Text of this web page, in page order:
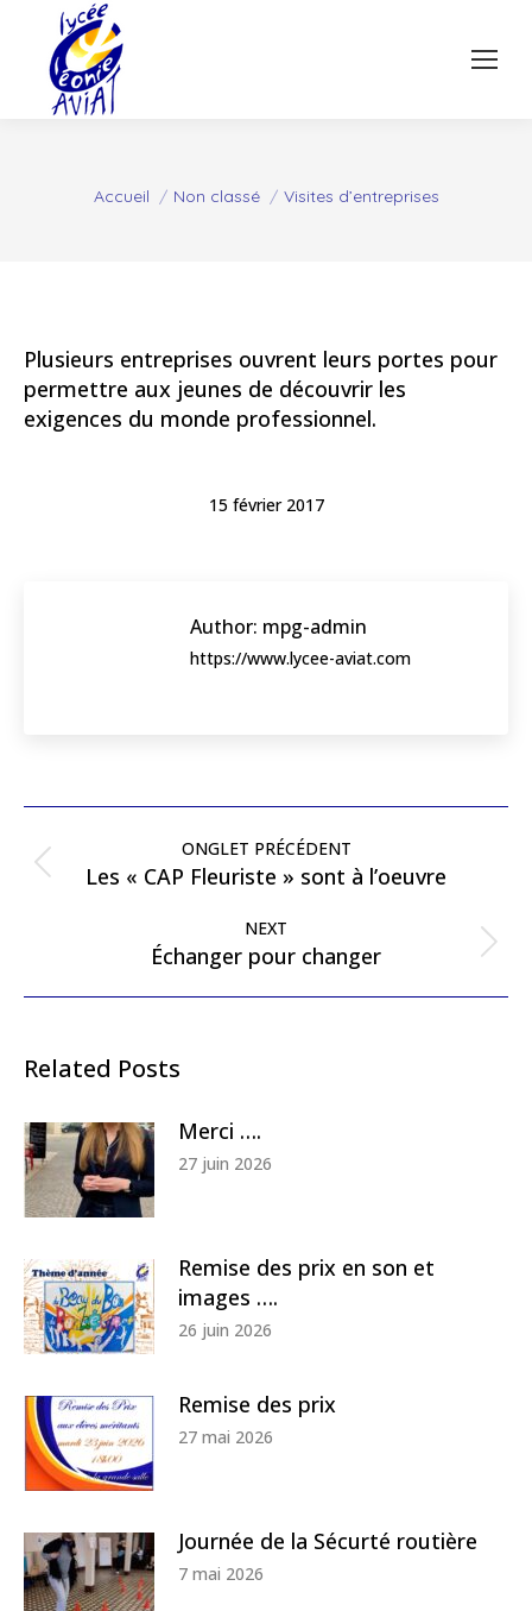
Vous êtes ici :
Accueil Non classé Visites d’entreprises
Plusieurs entreprises ouvrent leurs portes pour
permettre aux jeunes de découvrir les
exigences du monde professionnel.
15 février 2017
Author: mpg-admin
https://www.lycee-aviat.com
Post
navigation ONGLET PRÉCÉDENT
Previous
Les « CAP Fleuriste » sont à l’oeuvre
NEXT
Next
Échanger pour changer
Related Posts
Merci ….
27 juin 2026
Remise des prix en son et
images ….
26 juin 2026
Remise des prix
27 mai 2026
Journée de la Sécurté routière
7 mai 2026